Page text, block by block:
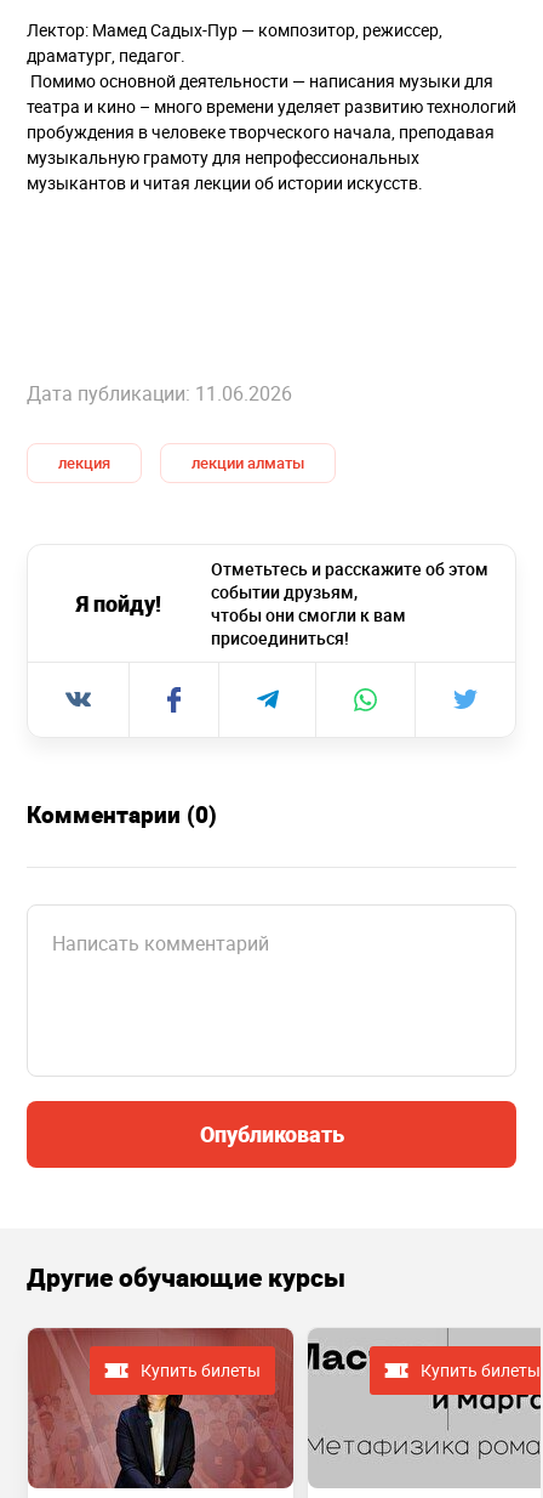
Лектор: Мамед Садых-Пур — композитор, режиссер,
драматург, педагог.
Помимо основной деятельности — написания музыки для
театра и кино – много времени уделяет развитию технологий
пробуждения в человеке творческого начала, преподавая
музыкальную грамоту для непрофессиональных
музыкантов и читая лекции об истории искусств.
Дата публикации: 11.06.2026
лекция лекции алматы
Я пойду!
Отметьтесь и расскажите об этом
событии друзьям,
чтобы они смогли к вам
присоединиться!
Комментарии (0)
Опубликовать
Другие обучающие курсы
Купить билеты Купить билеты